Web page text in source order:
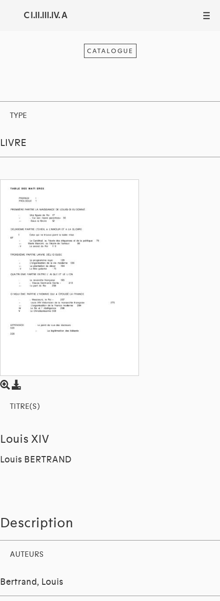
C I.II.III.IV. A III
CATALOGUE
TYPE
LIVRE
TITRE(S)
Louis XIV
Louis BERTRAND
Description
AUTEURS
Bertrand, Louis